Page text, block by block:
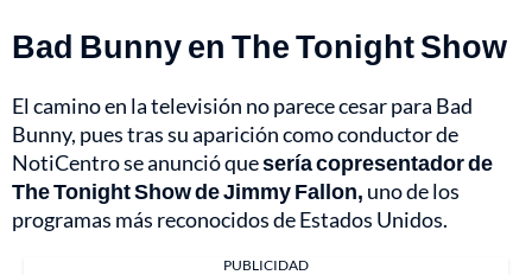
Bad Bunny en The Tonight Show
El camino en la televisión no parece cesar para Bad
Bunny, pues tras su aparición como conductor de
NotiCentro se anunció quesería copresentador de
The Tonight Show de Jimmy Fallon, uno de los
programas más reconocidos de Estados Unidos.
PUBLICIDAD